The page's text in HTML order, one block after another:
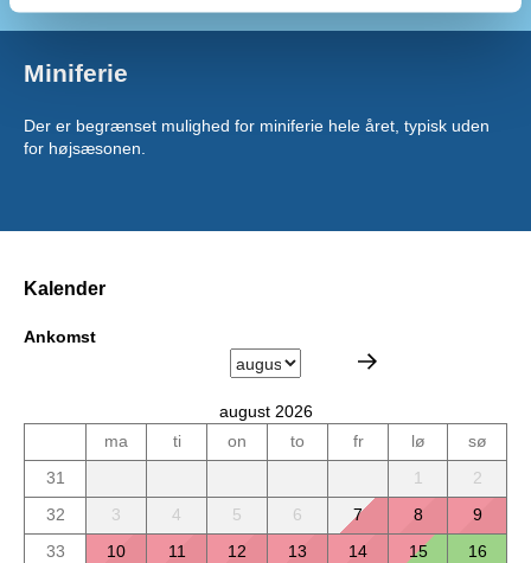
Miniferie
Der er begrænset mulighed for miniferie hele året, typisk uden
for højsæsonen.
Kalender
Ankomst
august 2026
ma
ti on to fr lø
sø
31
1
2
32
3 4 5 6 7 8
9
33
10 11 12 13 14 15
16